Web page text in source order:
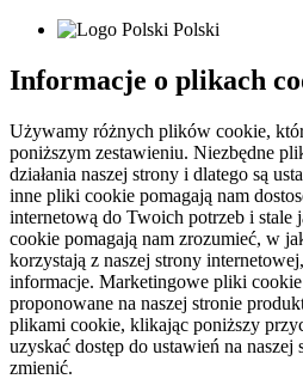
Polski
Informacje o plikach
Używamy różnych plików cookie,
poniższym zestawieniu. Niezbędne
działania naszej strony i dlatego są
inne pliki cookie pomagają nam
internetową do Twoich potrzeb i stale
cookie pomagają nam zrozumieć, w
korzystają z naszej strony
informacje. Marketingowe pliki
proponowane na naszej stronie
plikami cookie, klikając poniższy
uzyskać dostęp do ustawień na
zmienić.